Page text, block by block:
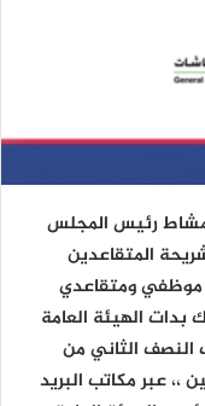
رئيس المجلس
المتقاعدين
موظفي ومتقاعدي
بدات الهيئة العامة
النصف الثاني من
المدنيين ،، عبر مكاتب البريد